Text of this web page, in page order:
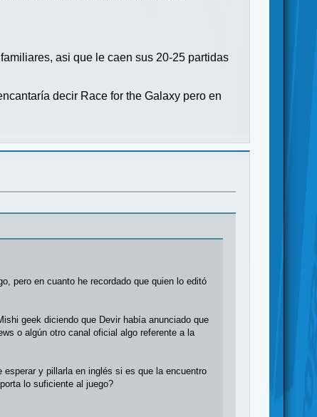
asi que le caen sus 20-25 partidas
decir Race for the Galaxy pero en
pero en cuanto he recordado que quien lo editó
geek diciendo que Devir había anunciado que
o algún otro canal oficial algo referente a la
y pillarla en inglés si es que la encuentro
lo suficiente al juego?